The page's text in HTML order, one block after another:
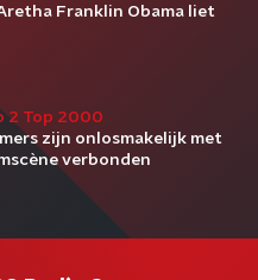
Franklin Obama liet
2 Top 2000
zijn onlosmakelijk met
verbonden